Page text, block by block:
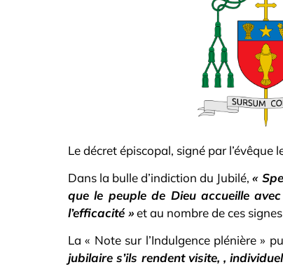
Le décret épiscopal, signé par
Dans la bulle d’indiction du Jubilé,«
que le peuple de Dieu accueille
l’efficacité »et au nombre de ces
La « Note sur l’Indulgence plénière »
jubilaire s’ils rendent visite, ,